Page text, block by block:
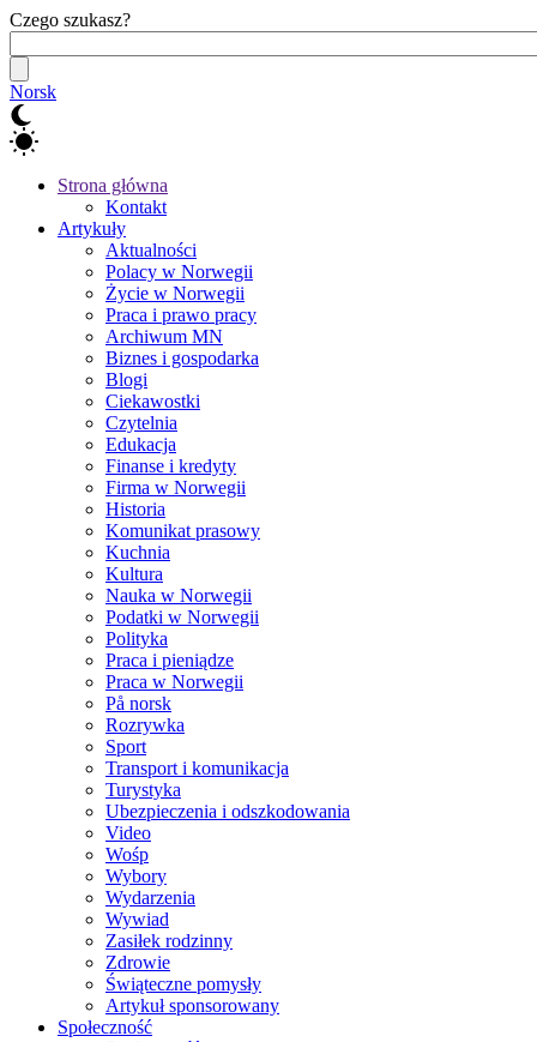
Czego szukasz?
Norsk
Strona główna
Kontakt
Artykuły
Aktualności
Polacy w Norwegii
Życie w Norwegii
Praca i prawo pracy
Archiwum MN
Biznes i gospodarka
Blogi
Ciekawostki
Czytelnia
Edukacja
Finanse i kredyty
Firma w Norwegii
Historia
Komunikat prasowy
Kuchnia
Kultura
Nauka w Norwegii
Podatki w Norwegii
Polityka
Praca i pieniądze
Praca w Norwegii
På norsk
Rozrywka
Sport
Transport i komunikacja
Turystyka
Ubezpieczenia i odszkodowania
Video
Wośp
Wybory
Wydarzenia
Wywiad
Zasiłek rodzinny
Zdrowie
Świąteczne pomysły
Artykuł sponsorowany
Społeczność